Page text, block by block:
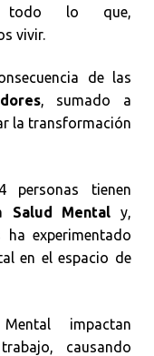
todo lo que,
vivir.
de las
, sumado a
la transformación
tienen
Salud Mental y,
experimentado
en el espacio de
impactan
causando